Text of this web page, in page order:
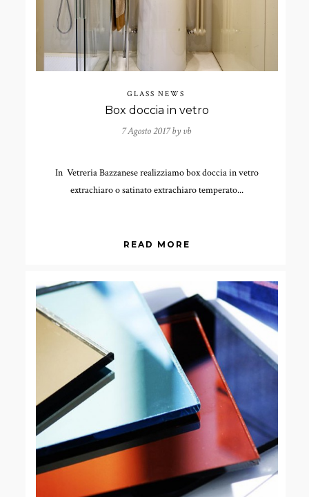
GLASS NEWS
Box doccia in vetro
7 Agosto 2017 by vb
In Vetreria Bazzanese realizziamo box doccia in vetro
extrachiaro o satinato extrachiaro temperato...
READ MORE